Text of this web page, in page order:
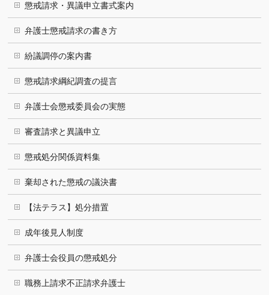
懲戒請求・異議申立書式案内
弁護士懲戒請求の書き方
紛議調停の案内書
懲戒請求綱紀調査の提言
弁護士会懲戒委員会の実態
審査請求と異議申立
懲戒処分関係資料集
棄却された懲戒の議決書
【法テラス】処分措置
成年後見人制度
弁護士会役員の懲戒処分
職務上請求不正請求弁護士